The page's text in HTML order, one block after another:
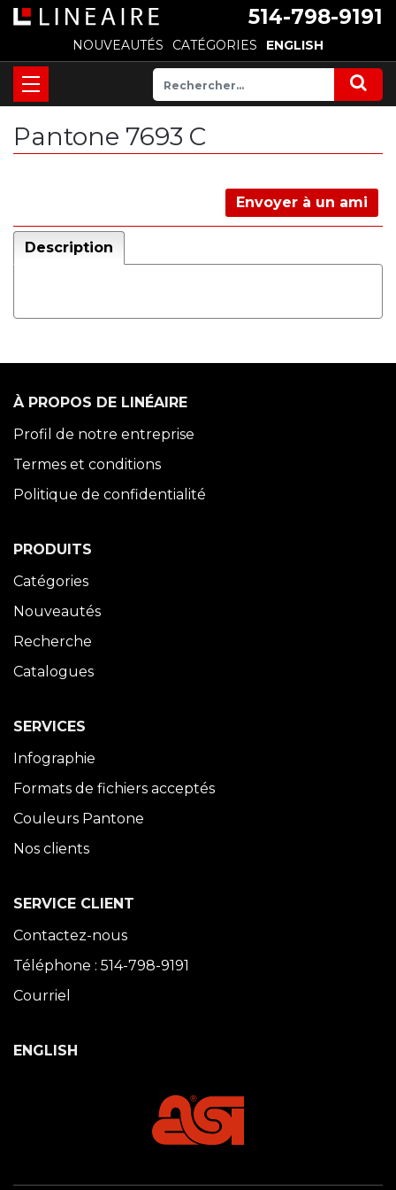
514-798-9191
NOUVEAUTÉS CATÉGORIES ENGLISH
Pantone 7693 C
Envoyer à un ami
Description
À PROPOS DE LINÉAIRE
Profil de notre entreprise
Termes et conditions
Politique de confidentialité
PRODUITS
Catégories
Nouveautés
Recherche
Catalogues
SERVICES
Infographie
Formats de fichiers acceptés
Couleurs Pantone
Nos clients
SERVICE CLIENT
Contactez-nous
Téléphone : 514-798-9191
Courriel
ENGLISH